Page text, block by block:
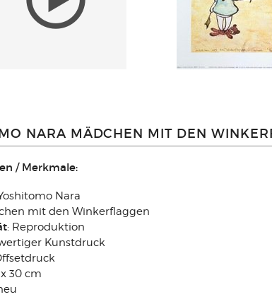
NARA MÄDCHEN MIT DEN
/ Merkmale:
Nara
mit den Winkerflaggen
: Reproduktion
Kunstdruck
30 cm